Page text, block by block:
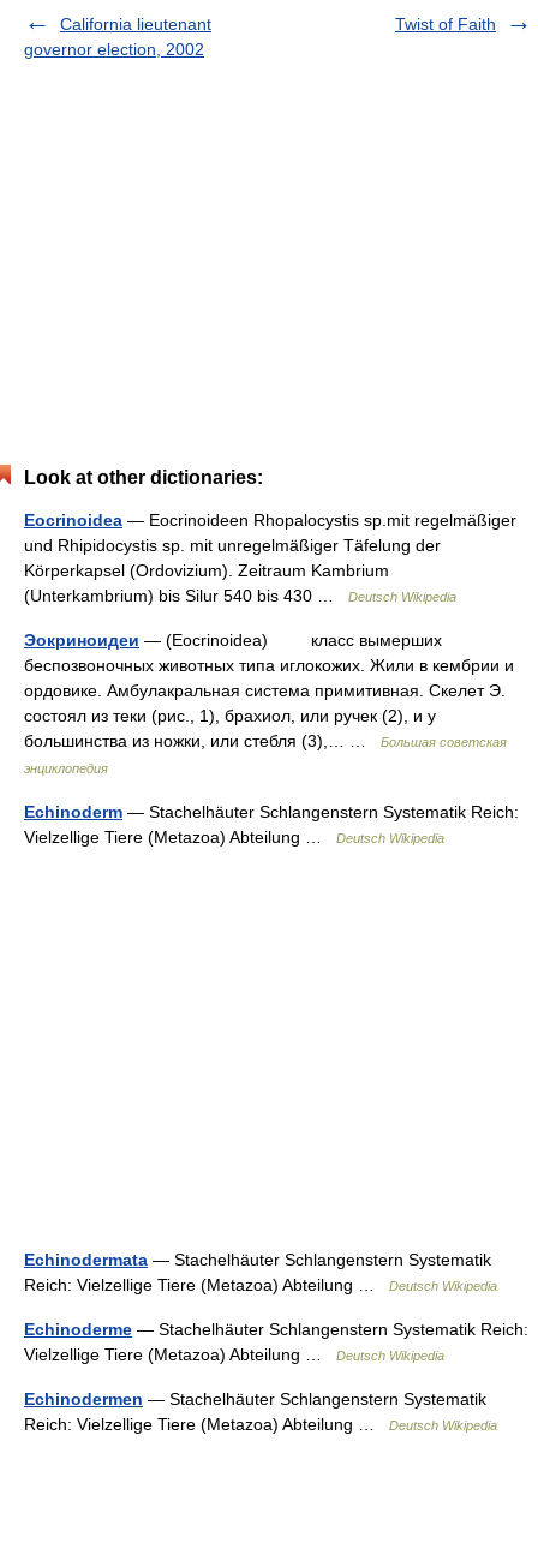
California lieutenant
governor election, 2002
Twist of Faith
Look at other dictionaries:
Eocrinoidea — Eocrinoideen Rhopalocystis sp.mit regelmäßiger
und Rhipidocystis sp. mit unregelmäßiger Täfelung der
Körperkapsel (Ordovizium). Zeitraum Kambrium
(Unterkambrium) bis Silur 540 bis 430 …
Deutsch Wikipedia
Эокриноидеи — (Eocrinoidea) класс вымерших
беспозвоночных животных типа иглокожих. Жили в кембрии и
ордовике. Амбулакральная система примитивная. Скелет Э.
состоял из теки (рис., 1), брахиол, или ручек (2), и у
большинства из ножки, или стебля (3),… …
Большая советская
энциклопедия
Echinoderm — Stachelhäuter Schlangenstern Systematik Reich:
Vielzellige Tiere (Metazoa) Abteilung …
Deutsch Wikipedia
Echinodermata — Stachelhäuter Schlangenstern Systematik
Reich: Vielzellige Tiere (Metazoa) Abteilung …
Deutsch Wikipedia
Echinoderme — Stachelhäuter Schlangenstern Systematik Reich:
Vielzellige Tiere (Metazoa) Abteilung …
Deutsch Wikipedia
Echinodermen — Stachelhäuter Schlangenstern Systematik
Reich: Vielzellige Tiere (Metazoa) Abteilung …
Deutsch Wikipedia